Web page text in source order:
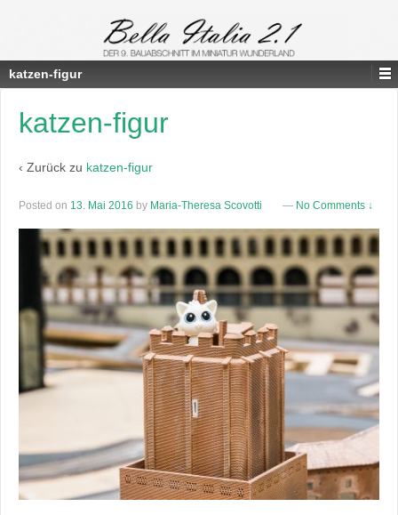
katzen-figur
katzen-figur
‹ Zurück zu katzen-figur
Posted on 13. Mai 2016 by Maria-Theresa Scovotti — No Comments ↓